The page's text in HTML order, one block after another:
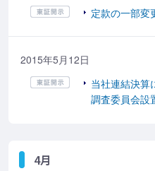
定款の一部変
2015年5月12日
当社連結決算
調査委員会設
4月